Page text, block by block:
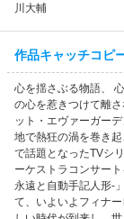
川大輔
作品キャッチコピ
心を揺さぶる物語、
の心を惹きつけて離
ット・エヴァーガー
地で熱狂の渦を巻き
で話題となったTVシ
ーケストラコンサー
永遠と自動手記人形-
て、いよいよフィナ